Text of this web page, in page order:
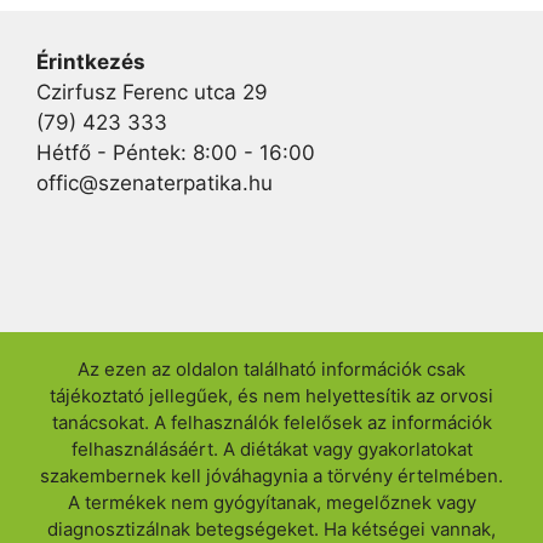
Érintkezés
Czirfusz Ferenc utca 29
(79) 423 333
Hétfő - Péntek: 8:00 - 16:00
offic@szenaterpatika.hu
Az ezen az oldalon található információk csak
tájékoztató jellegűek, és nem helyettesítik az orvosi
tanácsokat. A felhasználók felelősek az információk
felhasználásáért. A diétákat vagy gyakorlatokat
szakembernek kell jóváhagynia a törvény értelmében.
A termékek nem gyógyítanak, megelőznek vagy
diagnosztizálnak betegségeket. Ha kétségei vannak,